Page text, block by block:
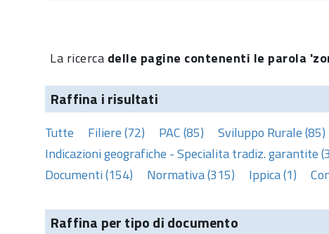
La ricerca delle pagine contenenti le parola
Raffina i risultati
Tutte Filiere (72) PAC (85) Sviluppo Rurale (85)
Indicazioni geografiche - Specialita tradiz. garantite
Documenti (154)
Normativa (315) Ippica (1)
Raffina per tipo di documento